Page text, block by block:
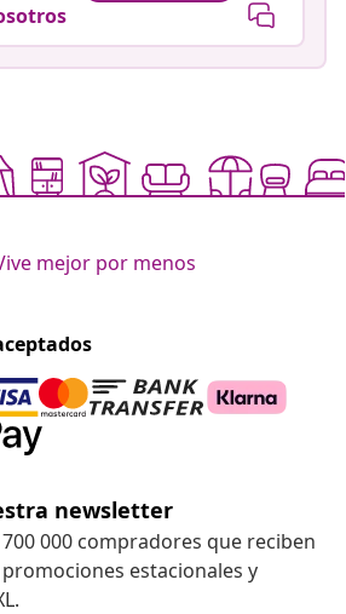
mejor por menos
newsletter
000 compradores que reciben
estacionales y